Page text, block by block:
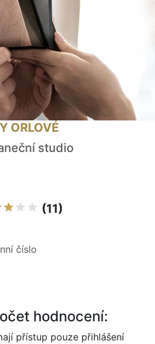
ORLOVÉ
studio
(11)
číslo
hodnocení:
přístup pouze přihlášení